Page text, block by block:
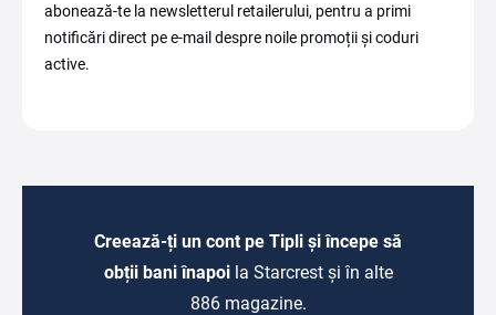
abonează-te la newsletterul retailerului, pentru a primi
notificări direct pe e-mail despre noile promoții și coduri
active.
Creează-ți un cont pe Tipli și începe să
obții bani înapoi la Starcrest și în alte
886 magazine.